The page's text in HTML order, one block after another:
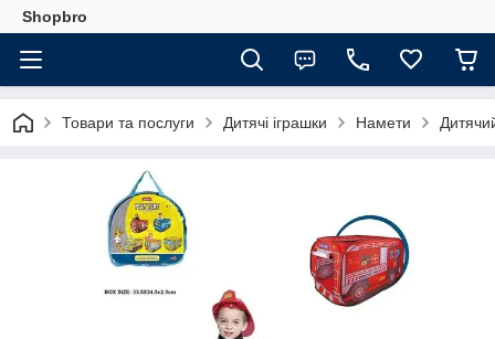
Shopbro
Товари та послуги Дитячі іграшки Намети